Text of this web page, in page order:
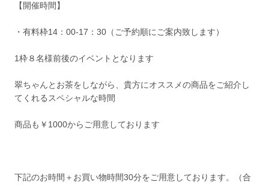
【開催時間】
・有料枠14：00-17：30（ご予約順にご案内致します）
1枠８名様前後のイベントとなります
翠ちゃんとお茶をしながら、貴方にオススメの商品をご紹介し
てくれるスペシャルな時間
商品も￥1000からご用意しております
下記のお時間＋お買い物時間30分をご用意しております。（合